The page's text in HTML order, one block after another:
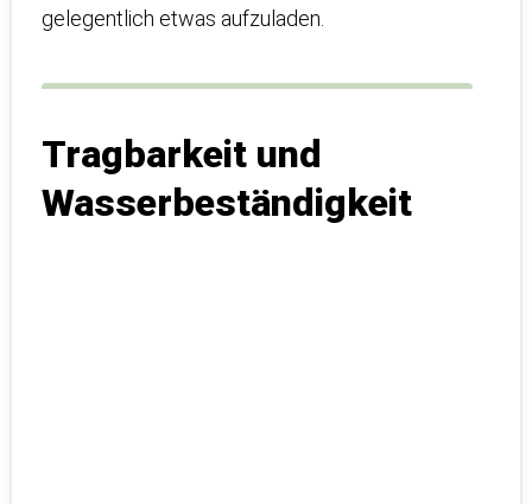
gelegentlich etwas aufzuladen.
Tragbarkeit und
Wasserbeständigkeit